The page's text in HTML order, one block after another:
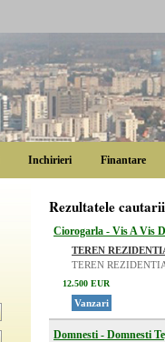
Inchirieri Finantare
Rezultatele cautarii
Ciorogarla - Vis A Vis
TEREN
TEREN
12.500 EUR
Vanzari
Domnesti - Domnesti